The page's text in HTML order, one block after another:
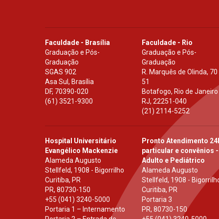
Faculdade - Brasília
Graduação e Pós-
Graduação
SGAS 902
Asa Sul, Brasília
DF, 70390-020
(61) 3521-9300
Faculdade - Rio
Graduação e Pós-
Graduação
R. Marquês de Olinda, 70
51
Botafogo, Rio de Janeiro
RJ,22251-040
(21) 2114-5252
Hospital Universitário
Evangélico Mackenzie
Alameda Augusto
Stellfeld, 1908 - Bigorrilho
Curitiba, PR
PR, 80730-150
+55 (041) 3240-5000
Portaria 1 – Internamento
Pronto Atendimento
particular e convênios -
Adulto e Pediátrico
Alameda Augusto
Stellfeld, 1908 -
Curitiba, PR
Portaria 3
PR,80730-150